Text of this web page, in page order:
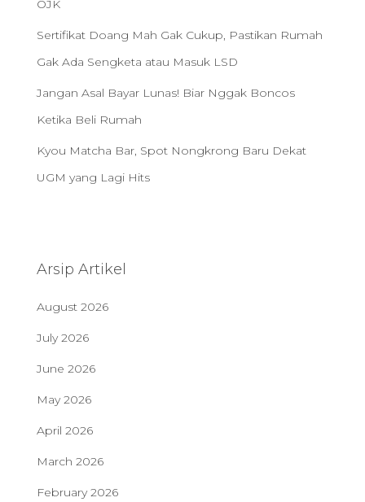
OJK
Sertifikat Doang Mah Gak Cukup, Pastikan Rumah
Gak Ada Sengketa atau Masuk LSD
Jangan Asal Bayar Lunas! Biar Nggak Boncos
Ketika Beli Rumah
Kyou Matcha Bar, Spot Nongkrong Baru Dekat
UGM yang Lagi Hits
Arsip Artikel
August 2026
July 2026
June 2026
May 2026
April 2026
March 2026
February 2026